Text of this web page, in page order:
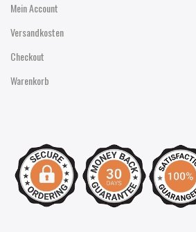
Mein Account
Versandkosten
Checkout
Warenkorb